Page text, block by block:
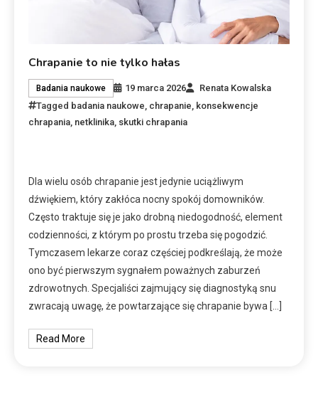
Chrapanie to nie tylko hałas
Badania naukowe 19 marca 2026
Renata Kowalska
Tagged badania naukowe chrapanie konsekwencje
chrapania netklinika skutki chrapania
Dla wielu osób chrapanie jest jedynie uciążliwym
dźwiękiem, który zakłóca nocny spokój domowników.
Często traktuje się je jako drobną niedogodność, element
codzienności, z którym po prostu trzeba się pogodzić.
Tymczasem lekarze coraz częściej podkreślają, że może
ono być pierwszym sygnałem poważnych zaburzeń
zdrowotnych. Specjaliści zajmujący się diagnostyką snu
zwracają uwagę, że powtarzające się chrapanie bywa […]
Read More